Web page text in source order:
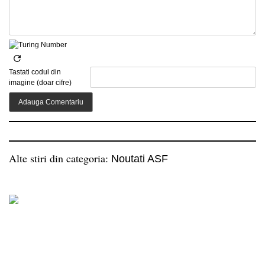
Tastati codul din
imagine (doar cifre)
Alte stiri din categoria: Noutati ASF